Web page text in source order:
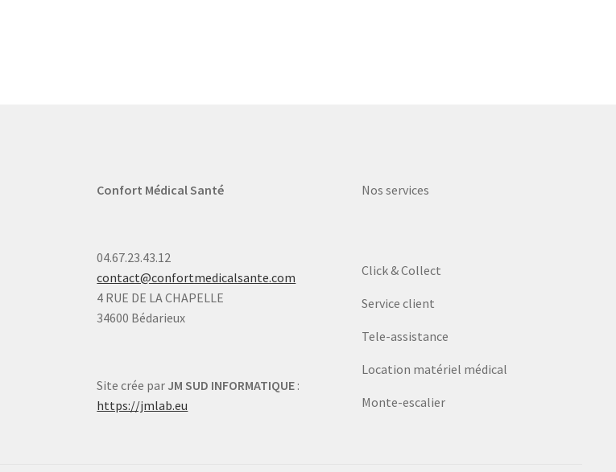
Confort Médical Santé
04.67.23.43.12
contact@confortmedicalsante.com
4 RUE DE LA CHAPELLE
34600 Bédarieux
Site crée par JM SUD INFORMATIQUE :
https://jmlab.eu
Nos services
Click & Collect
Service client
Tele-assistance
Location matériel médical
Monte-escalier